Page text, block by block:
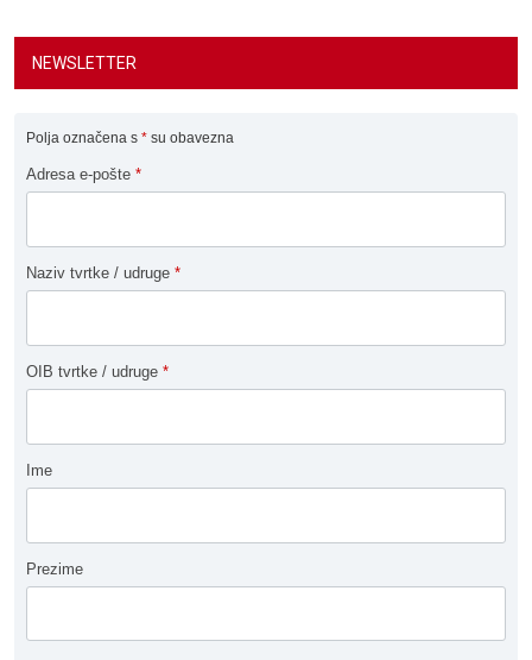
NEWSLETTER
Polja označena s * su obavezna
Adresa e-pošte *
Naziv tvrtke / udruge *
OIB tvrtke / udruge *
Ime
Prezime